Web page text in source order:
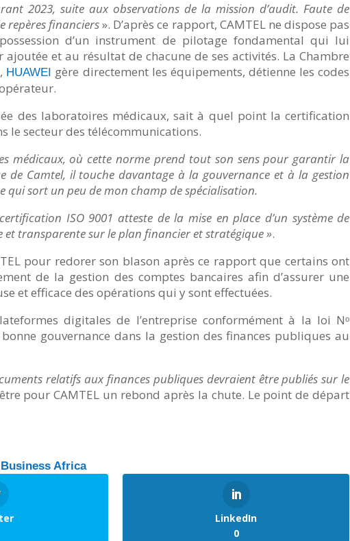
2023, suite aux observations de la mission d’audit. Faute de
repères financiers». D’après ce rapport, CAMTEL ne dispose pas
d’un instrument de pilotage fondamental qui lui
et au résultat de chacune de ses activités. La Chambre
HUAWEI gère directement les équipements, détienne les codes
des laboratoires médicaux, sait à quel point la certification
le secteur des télécommunications.
médicaux, où cette norme prend tout son sens pour garantir la
de Camtel, il touche davantage à la gouvernance et à la gestion
qui sort un peu de mon champ de spécialisation.
ISO 9001 atteste de la mise en place d’un système de
transparente sur le plan financier et stratégique ».
pour redorer son blason après ce rapport que certains ont
de la gestion des comptes bancaires afin d’assurer une
et efficace des opérations qui y sont effectuées.
digitales de l’entreprise conformément à la loi Nᵒ
gouvernance dans la gestion des finances publiques au
relatifs aux finances publiques devraient être publiés sur le
pour CAMTEL un rebond après la chute. Le point de départ
Africa
LinkedIn
0